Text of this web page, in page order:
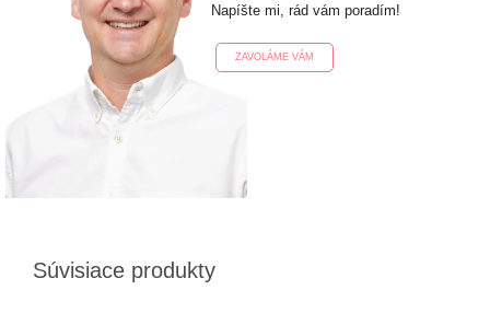
Napíšte mi, rád vám poradím!
ZAVOLÁME VÁM
Súvisiace produkty